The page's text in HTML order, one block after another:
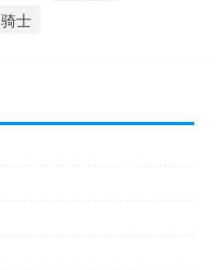
骑士